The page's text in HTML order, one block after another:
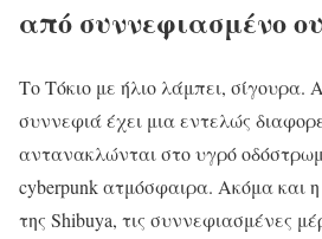
από συννεφιασμένο
Το Τόκιο με ήλιο λάμπει,
συννεφιά έχει μια εντελώς
αντανακλώνται στο υγρό
cyberpunk ατμόσφαιρα. Ακόμα και
της Shibuya, τις συννεφιασμένες